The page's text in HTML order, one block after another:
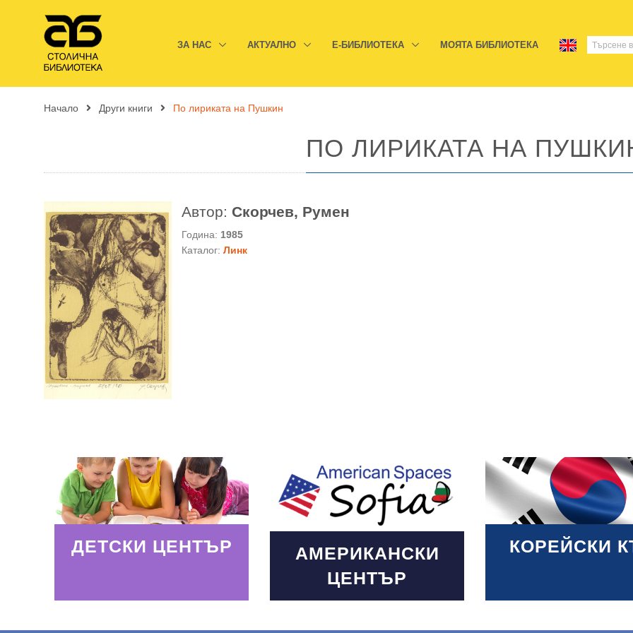
ЗА НАС АКТУАЛНО E-БИБЛИОТЕКА МОЯТА БИБЛИОТЕКА
Начало Други книги По лириката на Пушкин
ПО ЛИРИКАТА НА
Автор: Скорчев, Румен
Година: 1985
Каталог: Линк
ДЕТСКИ ЦЕНТЪР
АМЕРИКАНСКИ
ЦЕНТЪР
Read More
КОРЕЙСКИ
Read More